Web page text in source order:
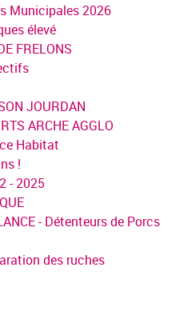
Municipales 2026
élevé
FRELONS
JOURDAN
ARCHE AGGLO
Habitat
!
- 2025
- Détenteurs de Porcs
des ruches